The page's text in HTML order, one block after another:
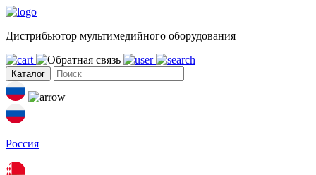
Дистрибьютор мультимедийного оборудования
Каталог
Россия